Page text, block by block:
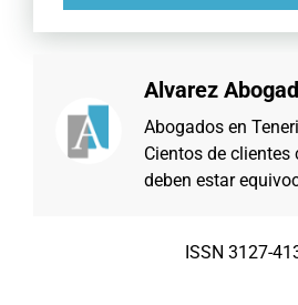
Alvarez
Abogados en
Cientos de clientes
deben estar
ISSN 3127-